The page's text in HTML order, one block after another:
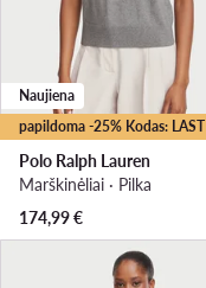
papildoma -25% Kodas: LAST
Naujiena
Polo Ralph Lauren
Marškinėliai · Pilka
174,99€